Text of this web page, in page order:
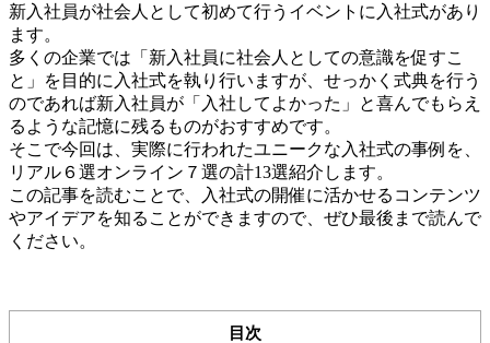
新入社員が社会人として初めて行うイベントに入社式があり
ます。
多くの企業では「新入社員に社会人としての意識を促すこ
と」を目的に入社式を執り行いますが、せっかく式典を行う
のであれば新入社員が「入社してよかった」と喜んでもらえ
るような記憶に残るものがおすすめです。
そこで今回は、実際に行われたユニークな入社式の事例を、
リアル６選オンライン７選の計13選紹介します。
この記事を読むことで、入社式の開催に活かせるコンテンツ
やアイデアを知ることができますので、ぜひ最後まで読んで
ください。
目次